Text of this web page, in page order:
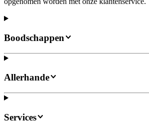
Boodschappen
Allerhande
Services